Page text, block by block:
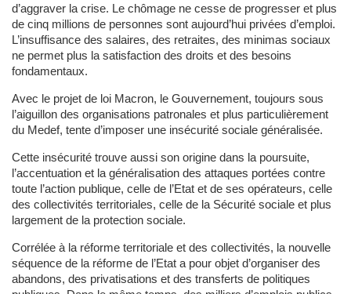
d’aggraver la crise. Le chômage ne cesse de progresser et plus
de cinq millions de personnes sont aujourd’hui privées d’emploi.
L’insuffisance des salaires, des retraites, des minimas sociaux
ne permet plus la satisfaction des droits et des besoins
fondamentaux.
Avec le projet de loi Macron, le Gouvernement, toujours sous
l’aiguillon des organisations patronales et plus particulièrement
du Medef, tente d’imposer une insécurité sociale généralisée.
Cette insécurité trouve aussi son origine dans la poursuite,
l’accentuation et la généralisation des attaques portées contre
toute l’action publique, celle de l’Etat et de ses opérateurs, celle
des collectivités territoriales, celle de la Sécurité sociale et plus
largement de la protection sociale.
Corrélée à la réforme territoriale et des collectivités, la nouvelle
séquence de la réforme de l’Etat a pour objet d’organiser des
abandons, des privatisations et des transferts de politiques